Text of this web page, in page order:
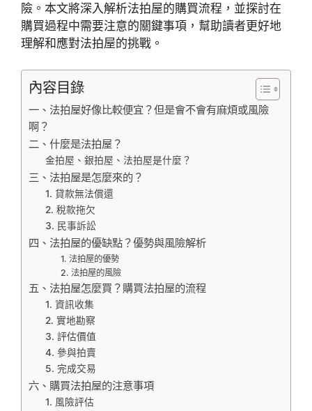
險。本文將深入解析法拍屋的購買流程，並探討在
購買過程中需要注意的關鍵事項，幫助讀者更好地
理解和應對法拍屋的挑戰。
內容目錄
一、法拍屋好像比較便宜？但是會不會有麻煩或風險
啊？
二、什麼是法拍屋？
金拍屋、銀拍屋、法拍屋是什麼？
三、法拍屋是怎麼來的？
1. 貸款無法償還
2. 稅款拖欠
3. 民事訴訟
四、法拍屋的優缺點？優勢與風險解析
1. 法拍屋的優勢
2. 法拍屋的風險
五、法拍屋怎麼買？購買法拍屋的流程
1. 資訊收集
2. 實地勘察
3. 評估價值
4. 參與拍賣
5. 完成交易
六、購買法拍屋的注意事項
1. 風險評估